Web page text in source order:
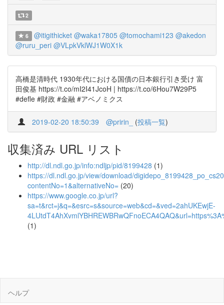
2
6 @itigithicket @waka17805 @tomochami123 @akedon
@ruru_peri @VLpkVklWJ1W0X1k
高橋是清時代 1930年代における国債の日本銀行引き受け 富
田俊基 https://t.co/mI2I41JcoH | https://t.co/6Hou7W29P5
#defle #財政 #金融 #アベノミクス
2019-02-20 18:50:39 @pririn_ (投稿一覧)
収集済み URL リスト
http://dl.ndl.go.jp/info:ndljp/pid/8199428 (1)
https://dl.ndl.go.jp/view/download/
contentNo=1&alternativeNo= (20)
https://www.google.co.jp/url?
sa=t&rct=j&q=&esrc=s&source=web&cd=&ved=2ahUKEwjE-
(1)
ヘルプ